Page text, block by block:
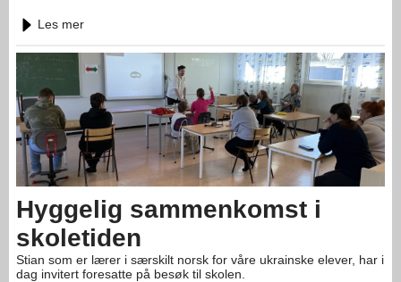
Les mer
Hyggelig sammenkomst i
skoletiden
Stian som er lærer i særskilt norsk for våre ukrainske elever, har i
dag invitert foresatte på besøk til skolen.